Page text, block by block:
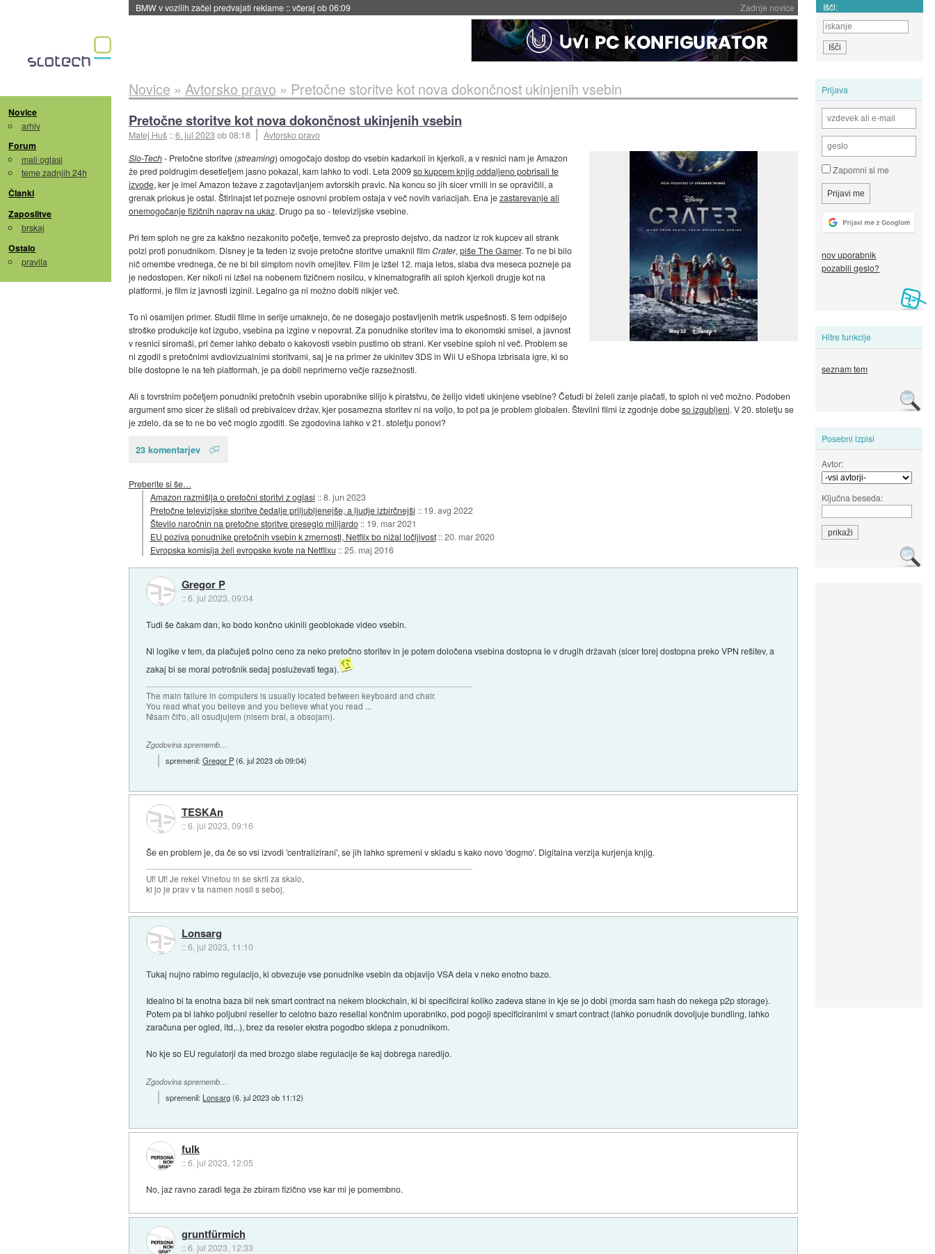
Zadnje novice
BMW v vozilih začel predvajati reklame ::včeraj ob 06:09 Išči:
Novice
arhiv
Forum
mali oglasi
teme zadnjih 24h
Članki
Zaposlitve
brskaj
Ostalo
pravila
Prijava
Zapomni si me
nov uporabnik
pozabili geslo?
Hitre funkcije
seznam tem
Posebni izpisi
Avtor:
Ključna beseda:
Novice » Avtorsko pravo » Pretočne storitve kot nova dokončnost ukinjenih vsebin
Pretočne storitve kot nova dokončnost ukinjenih vsebin
Matej Huš ::6. jul 2023 ob 08:18
Avtorsko pravo
Slo-Tech- Pretočne storitve (streaming) omogočajo dostop do vsebin kadarkoli in kjerkoli, a v resnici nam je Amazon
že pred poldrugim desetletjem jasno pokazal, kam lahko to vodi. Leta 2009so kupcem knjig oddaljeno pobrisali te
izvode, ker je imel Amazon težave z zagotavljanjem avtorskih pravic. Na koncu so jih sicer vrnili in se opravičili, a
grenak priokus je ostal. Štirinajst let pozneje osnovni problem ostaja v več novih variacijah. Ena jezastarevanje ali
onemogočanje fizičnih naprav na ukaz. Drugo pa so - televizijske vsebine.
Pri tem sploh ne gre za kakšno nezakonito početje, temveč za preprosto dejstvo, da nadzor iz rok kupcev ali strank
polzi proti ponudnikom. Disney je ta teden iz svoje pretočne storitve umaknil filmCrater, piše The Gamer. To ne bi bilo
nič omembe vrednega, če ne bi bil simptom novih omejitev. Film je izšel 12. maja letos, slaba dva meseca pozneje pa
je nedostopen. Ker nikoli ni izšel na nobenem fizičnem nosilcu, v kinematografih ali sploh kjerkoli drugje kot na
platformi, je film iz javnosti izginil. Legalno ga ni možno dobiti nikjer več.
To ni osamljen primer. Studii filme in serije umaknejo, če ne dosegajo postavljenih metrik uspešnosti. S tem odpišejo
stroške produkcije kot izgubo, vsebina pa izgine v nepovrat. Za ponudnike storitev ima to ekonomski smisel, a javnost
v resnici siromaši, pri čemer lahko debato o kakovosti vsebin pustimo ob strani. Ker vsebine sploh ni več. Problem se
ni zgodil s pretočnimi avdiovizualnimi storitvami, saj je na primer že ukinitev 3DS in Wii U eShopa izbrisala igre, ki so
bile dostopne le na teh platformah, je pa dobil neprimerno večje razsežnosti.
Ali s tovrstnim početjem ponudniki pretočnih vsebin uporabnike silijo k piratstvu, če želijo videti ukinjene vsebine? Četudi bi želeli zanje plačati, to sploh ni več možno. Podoben
argument smo sicer že slišali od prebivalcev držav, kjer posamezna storitev ni na voljo, to pot pa je problem globalen. Številni filmi iz zgodnje dobeso izgubljeni. V 20. stoletju se
je zdelo, da se to ne bo več moglo zgoditi. Se zgodovina lahko v 21. stoletju ponovi?
23 komentarjev
Preberite si še…
Amazon razmišlja o pretočni storitvi z oglasi ::8. jun 2023
Pretočne televizijske storitve čedalje priljubljenejše, a ljudje izbirčnejši :: 19. avg 2022
Število naročnin na pretočne storitve preseglo milijardo :: 19. mar 2021
EU poziva ponudnike pretočnih vsebin k zmernosti, Netflix bo nižal ločljivost ::20. mar 2020
Evropska komisija želi evropske kvote na Netflixu ::25. maj 2016
Gregor P
::6. jul 2023, 09:04
Tudi še čakam dan, ko bodo končno ukinili geoblokade video vsebin.
Ni logike v tem, da plačuješ polno ceno za neko pretočno storitev in je potem določena vsebina dostopna le v drugih državah (sicer torej dostopna preko VPN rešitev, a
zakaj bi se moral potrošnik sedaj posluževati tega).
The main failure in computers is usually located between keyboard and chair.
You read what you believe and you believe what you read ...
Nisam čit'o, ali osudjujem (nisem bral, a obsojam).
Zgodovina sprememb…
spremenil:Gregor P(6. jul 2023 ob 09:04)
TESKAn
::6. jul 2023, 09:16
Še en problem je, da če so vsi izvodi 'centralizirani', se jih lahko spremeni v skladu s kako novo 'dogmo'. Digitalna verzija kurjenja knjig.
Uf! Uf! Je rekel Vinetou in se skril za skalo,
ki jo je prav v ta namen nosil s seboj.
Lonsarg
::6. jul 2023, 11:10
Tukaj nujno rabimo regulacijo, ki obvezuje vse ponudnike vsebin da objavijo VSA dela v neko enotno bazo.
Idealno bi ta enotna baza bil nek smart contract na nekem blockchain, ki bi specificiral koliko zadeva stane in kje se jo dobi (morda sam hash do nekega p2p storage).
Potem pa bi lahko poljubni reseller to celotno bazo resellal končnim uporabniko, pod pogoji specificiranimi v smart contract (lahko ponudnik dovoljuje bundling, lahko
zaračuna per ogled, itd,..), brez da reseler ekstra pogodbo sklepa z ponudnikom.
No kje so EU regulatorji da med brozgo slabe regulacije še kaj dobrega naredijo.
Zgodovina sprememb…
spremenil:Lonsarg(6. jul 2023 ob 11:12)
fulk
::6. jul 2023, 12:05
No, jaz ravno zaradi tega že zbiram fizično vse kar mi je pomembno.
gruntfürmich
::6. jul 2023, 12:33